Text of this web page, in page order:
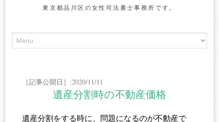
東京都品川区の女性司法書士事務所です。
content
［記事公開日］:2020/11/11
遺産分割時の不動産価格
遺産分割をする時に、問題になるのが不動産で